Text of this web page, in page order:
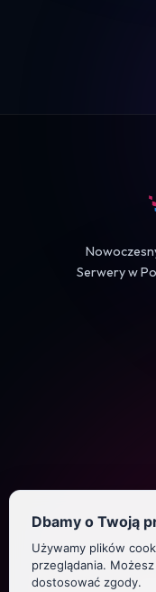
Serwery w
Dbamy o Twoją
Używamy plików
przeglądania.
dostosować zgody.